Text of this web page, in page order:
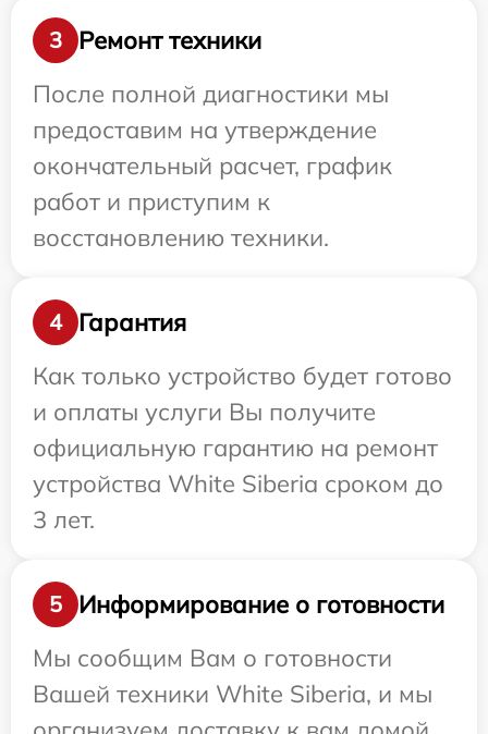
3
Ремонт техники
После полной диагностики мы
предоставим на утверждение
окончательный расчет, график
работ и приступим к
восстановлению техники.
4
Гарантия
Как только устройство будет готово
и оплаты услуги Вы получите
официальную гарантию на ремонт
устройства White Siberia сроком до
3 лет.
5
Информирование о готовности
Мы сообщим Вам о готовности
Вашей техники White Siberia, и мы